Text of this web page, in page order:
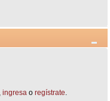
ingresa o regístrate